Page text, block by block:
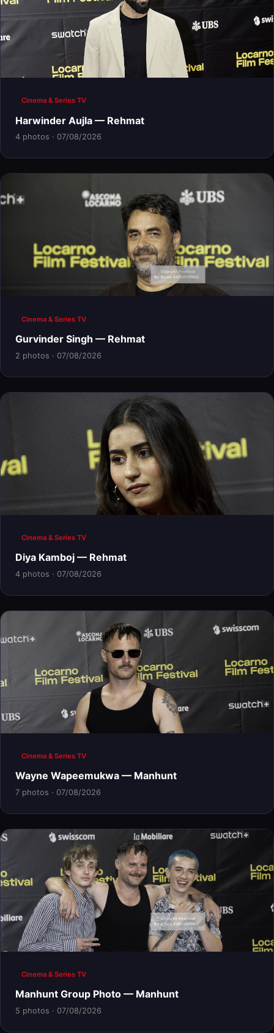
Cinema & Series TV
Harwinder Aujla — Rehmat
4 photos · 07/08/2026
Cinema & Series TV
Gurvinder Singh — Rehmat
2 photos · 07/08/2026
Cinema & Series TV
Diya Kamboj — Rehmat
4 photos · 07/08/2026
Cinema & Series TV
Wayne Wapeemukwa — Manhunt
7 photos · 07/08/2026
Cinema & Series TV
Manhunt Group Photo — Manhunt
5 photos · 07/08/2026